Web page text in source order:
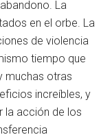
La
en el orbe. La
de violencia
tiempo que
muchas otras
increíbles, y
la acción de los